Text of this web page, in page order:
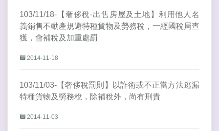
103/11/18-【奢侈稅-出售房屋及土地】利用他人名
義銷售不動產規避特種貨物及勞務稅，一經國稅局查
獲，會補稅及加重處罰
2014-11-18
103/11/03-【奢侈稅罰則】以詐術或不正當方法逃漏
特種貨物及勞務稅，除補稅外，尚有刑責
2014-11-03